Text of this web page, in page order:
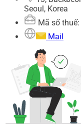
Seoul, Korea
Mã số
Mail